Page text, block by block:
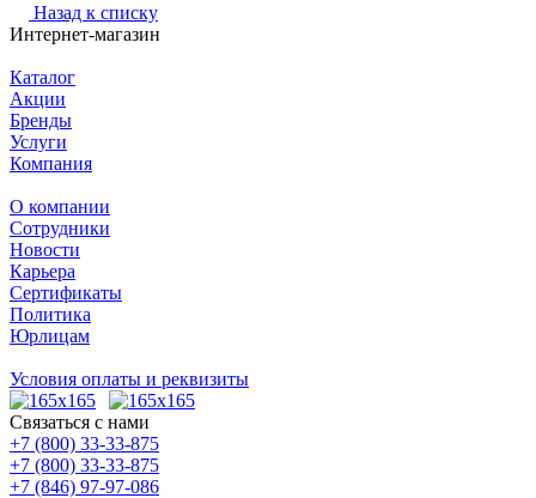
Назад к списку
Интернет-магазин
Каталог
Акции
Бренды
Услуги
Компания
О компании
Сотрудники
Новости
Карьера
Сертификаты
Политика
Юрлицам
Условия оплаты и реквизиты
Связаться с нами
+7 (800) 33-33-875
+7 (800) 33-33-875
+7 (846) 97-97-086